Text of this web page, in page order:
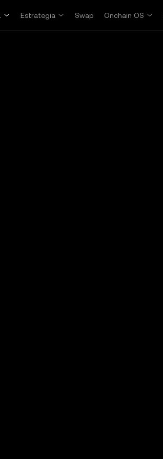
Estrategia Swap Onchain OS